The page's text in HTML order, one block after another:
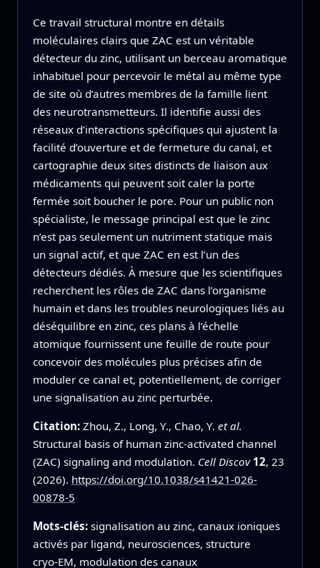
Ce travail structural montre en détails
moléculaires clairs que ZAC est un véritable
détecteur du zinc, utilisant un berceau aromatique
inhabituel pour percevoir le métal au même type
de site où d’autres membres de la famille lient
des neurotransmetteurs. Il identifie aussi des
réseaux d’interactions spécifiques qui ajustent la
facilité d’ouverture et de fermeture du canal, et
cartographie deux sites distincts de liaison aux
médicaments qui peuvent soit caler la porte
fermée soit boucher le pore. Pour un public non
spécialiste, le message principal est que le zinc
n’est pas seulement un nutriment statique mais
un signal actif, et que ZAC en est l’un des
détecteurs dédiés. À mesure que les scientifiques
recherchent les rôles de ZAC dans l’organisme
humain et dans les troubles neurologiques liés au
déséquilibre en zinc, ces plans à l’échelle
atomique fournissent une feuille de route pour
concevoir des molécules plus précises afin de
moduler ce canal et, potentiellement, de corriger
une signalisation au zinc perturbée.
Citation: Zhou, Z., Long, Y., Chao, Y. et al.
Structural basis of human zinc-activated channel
(ZAC) signaling and modulation. Cell Discov 12, 23
(2026). https://doi.org/10.1038/s41421-026-
00878-5
Mots-clés: signalisation au zinc, canaux ioniques
activés par ligand, neurosciences, structure
cryo‑EM, modulation des canaux